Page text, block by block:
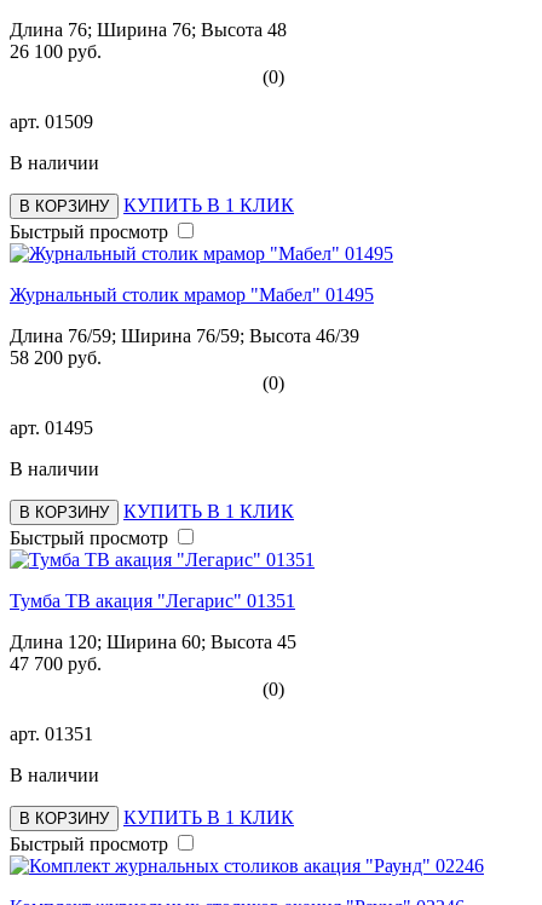
Длина 76; Ширина 76; Высота 48
26 100 руб.
(0)
арт. 01509
В наличии
В КОРЗИНУ
КУПИТЬ В 1 КЛИК
Быстрый просмотр
Журнальный столик мрамор "Мабел" 01495
Длина 76/59; Ширина 76/59; Высота 46/39
58 200 руб.
(0)
арт. 01495
В наличии
В КОРЗИНУ
КУПИТЬ В 1 КЛИК
Быстрый просмотр
Тумба ТВ акация "Легарис" 01351
Длина 120; Ширина 60; Высота 45
47 700 руб.
(0)
арт. 01351
В наличии
В КОРЗИНУ
КУПИТЬ В 1 КЛИК
Быстрый просмотр